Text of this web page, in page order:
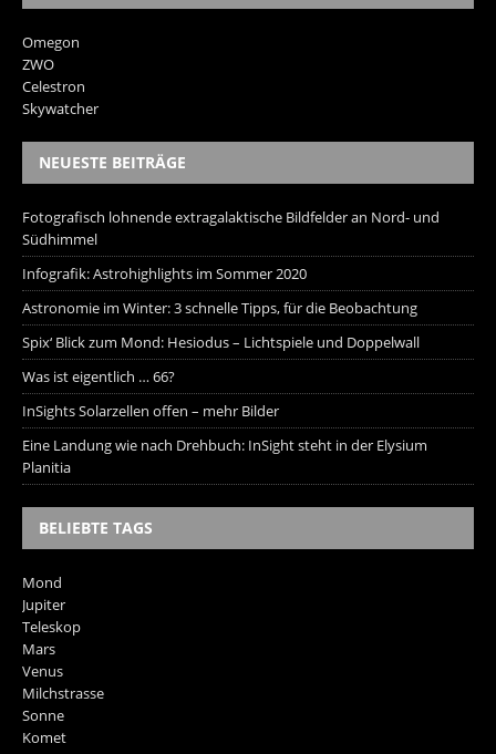
Omegon
ZWO
Celestron
Skywatcher
NEUESTE BEITRÄGE
Fotografisch lohnende extragalaktische Bildfelder an Nord- und
Südhimmel
Infografik: Astrohighlights im Sommer 2020
Astronomie im Winter: 3 schnelle Tipps, für die Beobachtung
Spix‘ Blick zum Mond: Hesiodus – Lichtspiele und Doppelwall
Was ist eigentlich … 66?
InSights Solarzellen offen – mehr Bilder
Eine Landung wie nach Drehbuch: InSight steht in der Elysium
Planitia
BELIEBTE TAGS
Mond
Jupiter
Teleskop
Mars
Venus
Milchstrasse
Sonne
Komet